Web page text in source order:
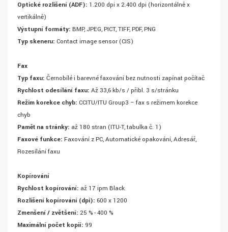
Optické rozlišení (ADF): 1.200 dpi x 2.400 dpi (horizontálně x
vertikálně)
Výstupní formáty: BMP, JPEG, PICT, TIFF, PDF, PNG
Typ skeneru: Contact image sensor (CIS)
Fax
Typ faxu: Černobílé i barevné faxování bez nutnosti zapínat počítač
Rychlost odesílání faxu: Až 33,6 kb/s / přibl. 3 s/stránku
Režim korekce chyb: CCITU/ITU Group3 – fax s režimem korekce
chyb
Paměť na stránky: až 180 stran (ITU-T, tabulka č. 1)
Faxové funkce: Faxování z PC, Automatické opakování, Adresář,
Rozesílání faxu
Kopírování
Rychlost kopírování: až 17 ipm Black
Rozlišení kopírování (dpi): 600 x 1200
Zmenšení / zvětšení: 25 % - 400 %
Maximální počet kopií: 99